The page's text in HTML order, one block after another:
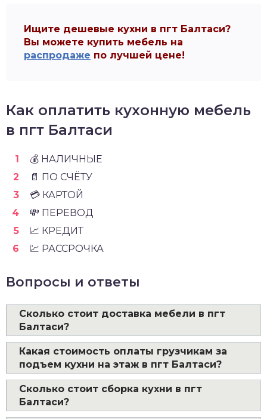
Ищите дешевые кухни в пгт Балтаси?
Вы можете купить мебель на
распродаже по лучшей цене!
Как оплатить кухонную мебель
в пгт Балтаси
💰 НАЛИЧНЫЕ
📄 ПО СЧЁТУ
💳 КАРТОЙ
💸 ПЕРЕВОД
📈 КРЕДИТ
💹 РАССРОЧКА
Вопросы и ответы
Сколько стоит доставка мебели в пгт
Балтаси?
Какая стоимость оплаты грузчикам за
подъем кухни на этаж в пгт Балтаси?
Сколько стоит сборка кухни в пгт
Балтаси?